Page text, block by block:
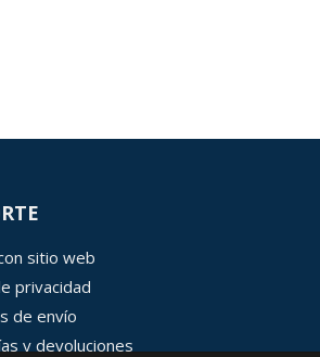
sitio web
privacidad
de envío
y devoluciones